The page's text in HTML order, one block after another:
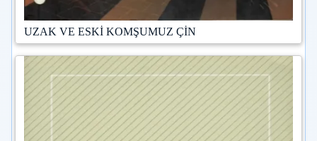
UZAK VE ESKİ KOMŞUMUZ ÇİN